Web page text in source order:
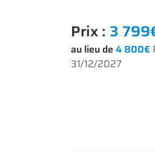
Prix : 3
au lieu de 4 800€
31/12/2027